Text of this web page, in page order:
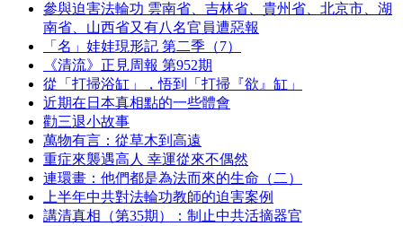
參與迫害法輪功 雲南省、吉林省、貴州省、北京市、湖
南省、山西省又有八名官員遭惡報
「名」娃娃現形記 第二季（7）
《清流》正見周報 第952期
從「打掃浴缸」，悟到「打掃『欲』缸」
近期在日本真相點的一些體會
勸三退小故事
萬物有言：從草木到高遠
重症來襲遇高人 幸運從來不偶然
連環畫：他們都是為法而來的生命（二）
上半年中共對法輪功教師的迫害案例
講清真相（第35期）：制止中共活摘器官